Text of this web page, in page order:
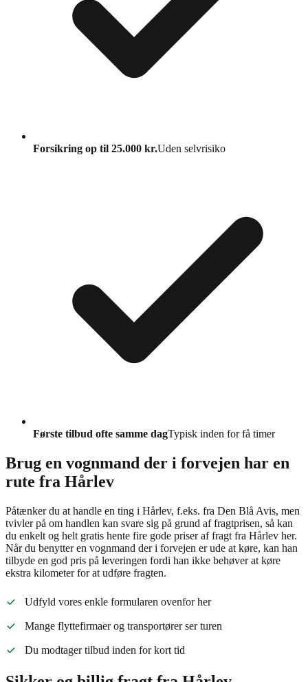
Forsikring op til 25.000 kr.Uden selvrisiko
Første tilbud ofte samme dagTypisk inden for få timer
Brug en vognmand der i forvejen har en
rute fra Hårlev
Påtænker du at handle en ting i Hårlev, f.eks. fra Den Blå Avis, men
tvivler på om handlen kan svare sig på grund af fragtprisen, så kan
du enkelt og helt gratis hente fire gode priser af fragt fra Hårlev her.
Når du benytter en vognmand der i forvejen er ude at køre, kan han
tilbyde en god pris på leveringen fordi han ikke behøver at køre
ekstra kilometer for at udføre fragten.
Udfyld vores enkle formularen ovenfor her
Mange flyttefirmaer og transportører ser turen
Du modtager tilbud inden for kort tid